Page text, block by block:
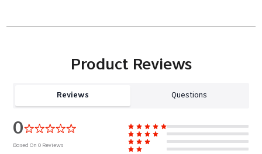
Product Reviews
Reviews Questions
0
Based On0 Reviews